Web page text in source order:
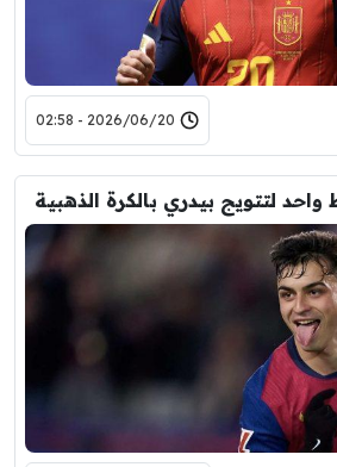
2026/06/20 - 02:58
لتتويج بيدري بالكرة الذهبية